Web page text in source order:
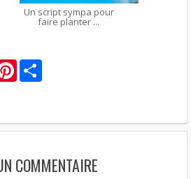
Un script sympa pour
faire planter ...
P
i
n
r
e
COMMENTAIRE